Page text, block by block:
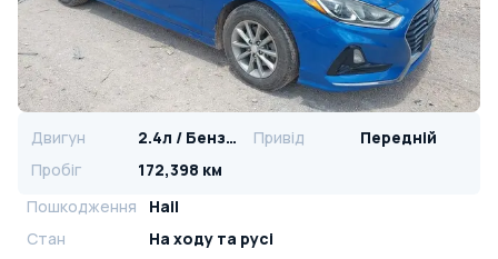
Двигун 2.4л / Бензин Привід
Передній
Пробіг
172,398 км
Пошкодження
Hail
Стан
На ​​ходу та русі